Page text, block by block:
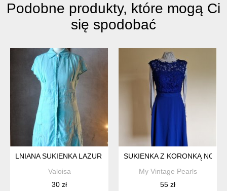
Podobne produkty, które mogą Ci
się spodobać
LNIANA SUKIENKA LAZUR ESPRIT XS
Valoisa
30 zł
SUKIENKA Z KORONKĄ NOWA
My Vintage Pearls
55 zł